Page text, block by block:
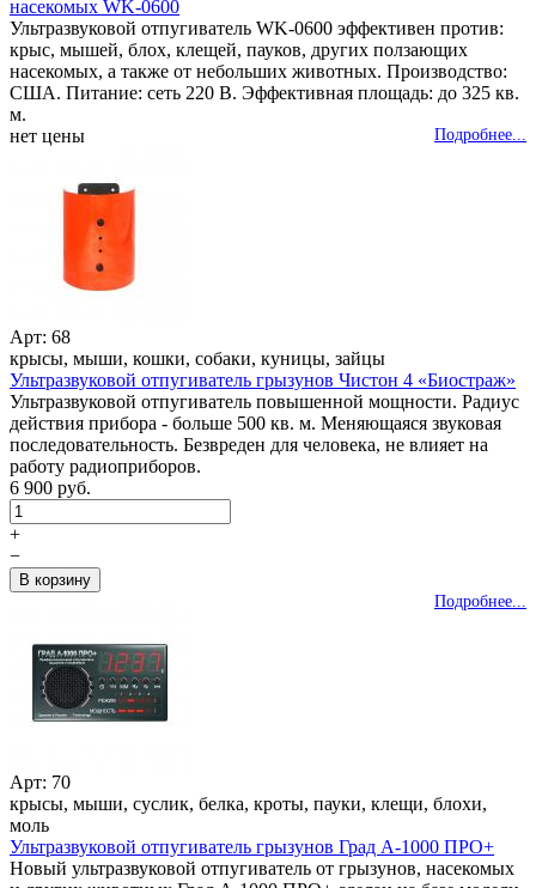
насекомых WK-0600
Ультразвуковой отпугиватель WK-0600 эффективен против:
крыс, мышей, блох, клещей, пауков, других ползающих
насекомых, а также от небольших животных. Производство:
США. Питание: сеть 220 В. Эффективная площадь: до 325 кв.
м.
нет цены
Подробнее...
Арт: 68
крысы, мыши, кошки, собаки, куницы, зайцы
Ультразвуковой отпугиватель грызунов Чистон 4 «Биостраж»
Ультразвуковой отпугиватель повышенной мощности. Радиус
действия прибора - больше 500 кв. м. Меняющаяся звуковая
последовательность. Безвреден для человека, не влияет на
работу радиоприборов.
6 900 руб.
+
−
Подробнее...
Арт: 70
крысы, мыши, суслик, белка, кроты, пауки, клещи, блохи,
моль
Ультразвуковой отпугиватель грызунов Град А-1000 ПРО+
Новый ультразвуковой отпугиватель от грызунов, насекомых